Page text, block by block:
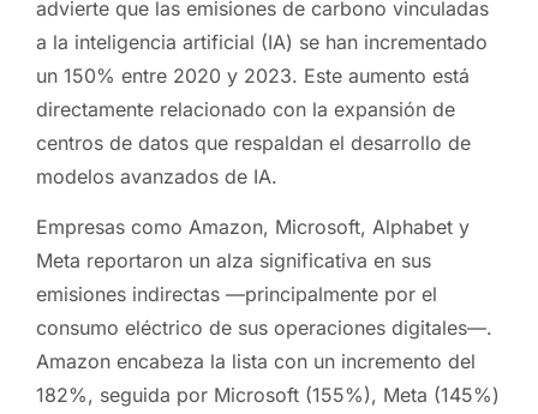
advierte que las emisiones de carbono vinculadas
a la inteligencia artificial (IA) se han incrementado
un 150% entre 2020 y 2023. Este aumento está
directamente relacionado con la expansión de
centros de datos que respaldan el desarrollo de
modelos avanzados de IA.
Empresas como Amazon, Microsoft, Alphabet y
Meta reportaron un alza significativa en sus
emisiones indirectas —principalmente por el
consumo eléctrico de sus operaciones digitales—.
Amazon encabeza la lista con un incremento del
182%, seguida por Microsoft (155%), Meta (145%)